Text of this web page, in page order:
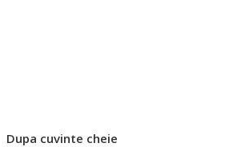
Dupa cuvinte cheie